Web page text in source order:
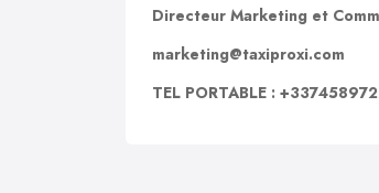
Directeur Marketing et
marketing@taxiproxi.com
TEL PORTABLE :